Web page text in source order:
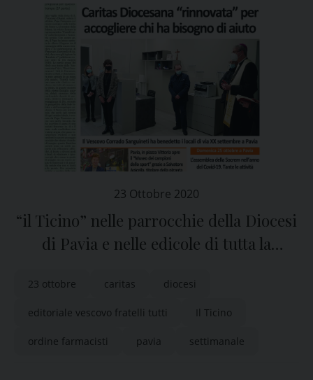
23 Ottobre 2020
“il Ticino” nelle parrocchie della Diocesi
di Pavia e nelle edicole di tutta la
23 ottobre caritas diocesi
editoriale vescovo fratelli tutti Il Ticino
ordine farmacisti pavia settimanale